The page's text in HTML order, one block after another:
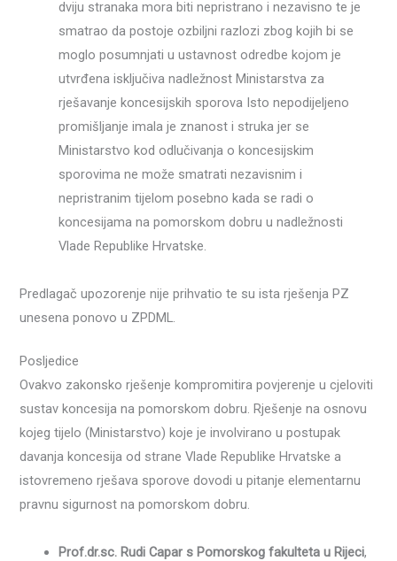
dviju stranaka mora biti nepristrano i nezavisno te je
smatrao da postoje ozbiljni razlozi zbog kojih bi se
moglo posumnjati u ustavnost odredbe kojom je
utvrđena isključiva nadležnost Ministarstva za
rješavanje koncesijskih sporova Isto nepodijeljeno
promišljanje imala je znanost i struka jer se
Ministarstvo kod odlučivanja o koncesijskim
sporovima ne može smatrati nezavisnim i
nepristranim tijelom posebno kada se radi o
koncesijama na pomorskom dobru u nadležnosti
Vlade Republike Hrvatske.
Predlagač upozorenje nije prihvatio te su ista rješenja PZ
unesena ponovo u ZPDML.
Posljedice
Ovakvo zakonsko rješenje kompromitira povjerenje u cjeloviti
sustav koncesija na pomorskom dobru. Rješenje na osnovu
kojeg tijelo (Ministarstvo) koje je involvirano u postupak
davanja koncesija od strane Vlade Republike Hrvatske a
istovremeno rješava sporove dovodi u pitanje elementarnu
pravnu sigurnost na pomorskom dobru.
Prof.dr.sc. Rudi Capar s Pomorskog fakulteta u Rijeci,